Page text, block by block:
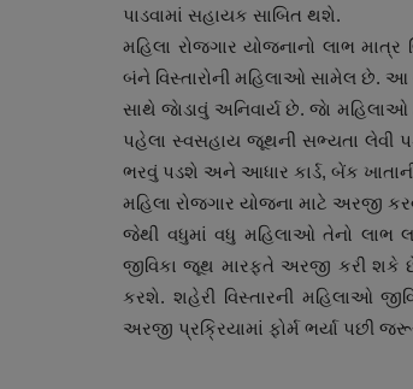
પાડવામાં સહાયક સાબિત થશે.
મહિલા રોજગાર યોજનાનો લાભ
બંને વિસ્તારોની મહિલાઓ સામેલ છે.
સાથે જાેડાવું અનિવાર્ય છે. જાે
પહેલા સ્વસહાય જૂથની સભ્યતા લેવી
ભરવું પડશે અને આધાર કાર્ડ, બેંક
મહિલા રોજગાર યોજના માટે અરજી
જેથી વધુમાં વધુ મહિલાઓ તેનો લાભ
જીવિકા જૂથ મારફતે અરજી કરી શકે
કરશે. શહેરી વિસ્તારની મહિલાઓ
અરજી પ્રક્રિયામાં ફોર્મ ભર્યા પછી
સ્પોર્ટ્સ